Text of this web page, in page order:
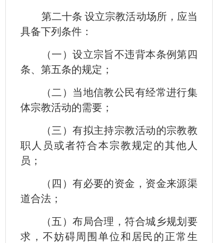
第二十条 设立宗教活动场所，应当
具备下列条件：
（一）设立宗旨不违背本条例第四
条、第五条的规定；
（二）当地信教公民有经常进行集
体宗教活动的需要；
（三）有拟主持宗教活动的宗教教
职人员或者符合本宗教规定的其他人
员；
（四）有必要的资金，资金来源渠
道合法；
（五）布局合理，符合城乡规划要
求，不妨碍周围单位和居民的正常生